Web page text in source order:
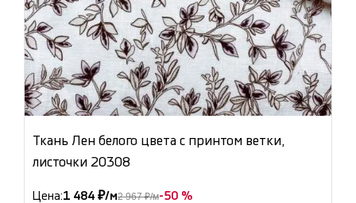
Ткань Лен белого цвета с принтом ветки,
листочки 20308
Цена:1 484 ₽/м2 967 ₽/м-50 %